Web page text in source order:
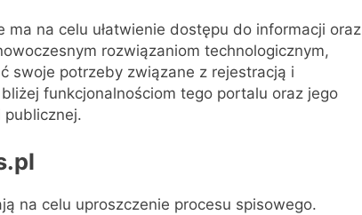
na celu ułatwienie dostępu do informacji oraz
rozwiązaniom technologicznym,
swoje potrzeby związane z rejestracją i
funkcjonalnościom tego portalu oraz jego
publicznej.
na celu uproszczenie procesu spisowego.